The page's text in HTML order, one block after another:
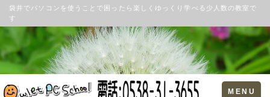
袋井でパソコンを使うことで困ったら楽しくゆっくり学べる少人数の教室で
す
Toggle
MENU